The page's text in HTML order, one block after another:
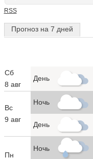
RSS
Прогноз на 7 дней
Сб
8 авг
День
Вс
9 авг
Ночь
День
Пн
Ночь